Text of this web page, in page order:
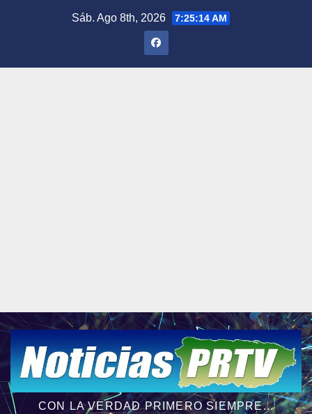
Sáb. Ago 8th, 2026 7:25:15 AM
CON LA VERDAD PRIMERO SIEMPRE...